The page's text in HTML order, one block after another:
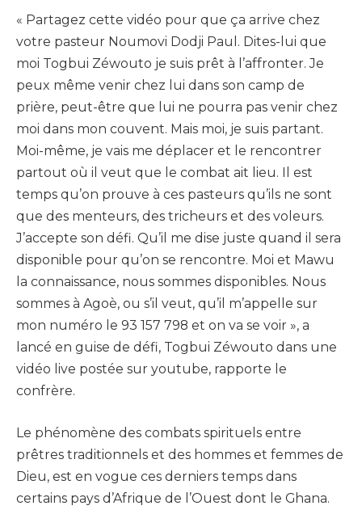
« Partagez cette vidéo pour que ça arrive chez
votre pasteur Noumovi Dodji Paul. Dites-lui que
moi Togbui Zéwouto je suis prêt à l’affronter. Je
peux même venir chez lui dans son camp de
prière, peut-être que lui ne pourra pas venir chez
moi dans mon couvent. Mais moi, je suis partant.
Moi-même, je vais me déplacer et le rencontrer
partout où il veut que le combat ait lieu. Il est
temps qu’on prouve à ces pasteurs qu’ils ne sont
que des menteurs, des tricheurs et des voleurs.
J’accepte son défi. Qu’il me dise juste quand il sera
disponible pour qu’on se rencontre. Moi et Mawu
la connaissance, nous sommes disponibles. Nous
sommes à Agoè, ou s’il veut, qu’il m’appelle sur
mon numéro le 93 157 798 et on va se voir », a
lancé en guise de défi, Togbui Zéwouto dans une
vidéo live postée sur youtube, rapporte le
confrère.
Le phénomène des combats spirituels entre
prêtres traditionnels et des hommes et femmes de
Dieu, est en vogue ces derniers temps dans
certains pays d’Afrique de l’Ouest dont le Ghana.